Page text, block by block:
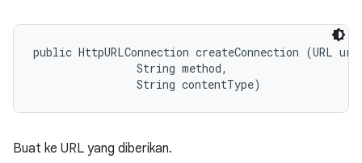
public HttpURLConnection createConnection (URL
                String method,
                String contentType)
Buat ke URL yang diberikan.